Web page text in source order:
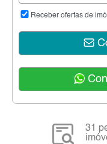
Receber ofertas de
31